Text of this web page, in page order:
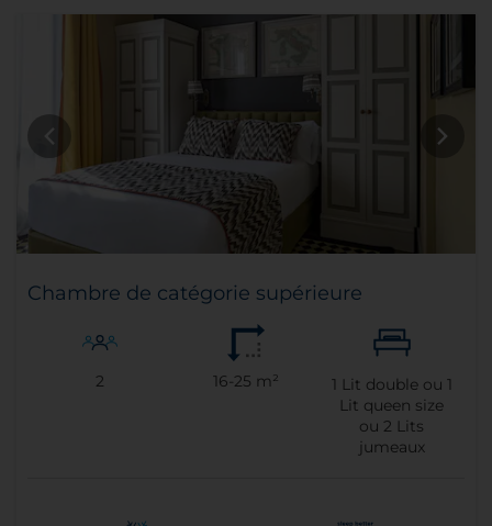
Chambre de catégorie supérieure
2 16-25 m² 1 Lit double ou 1
Lit queen size
ou 2 Lits
jumeaux